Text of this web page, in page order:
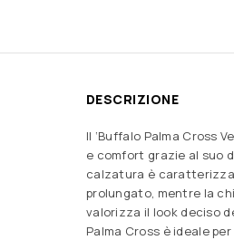
DESCRIZIONE
Il ‘Buffalo Palma Cross
e comfort grazie al suo
calzatura è
prolungato, mentre la
valorizza il look deciso
Palma Cross è ideale